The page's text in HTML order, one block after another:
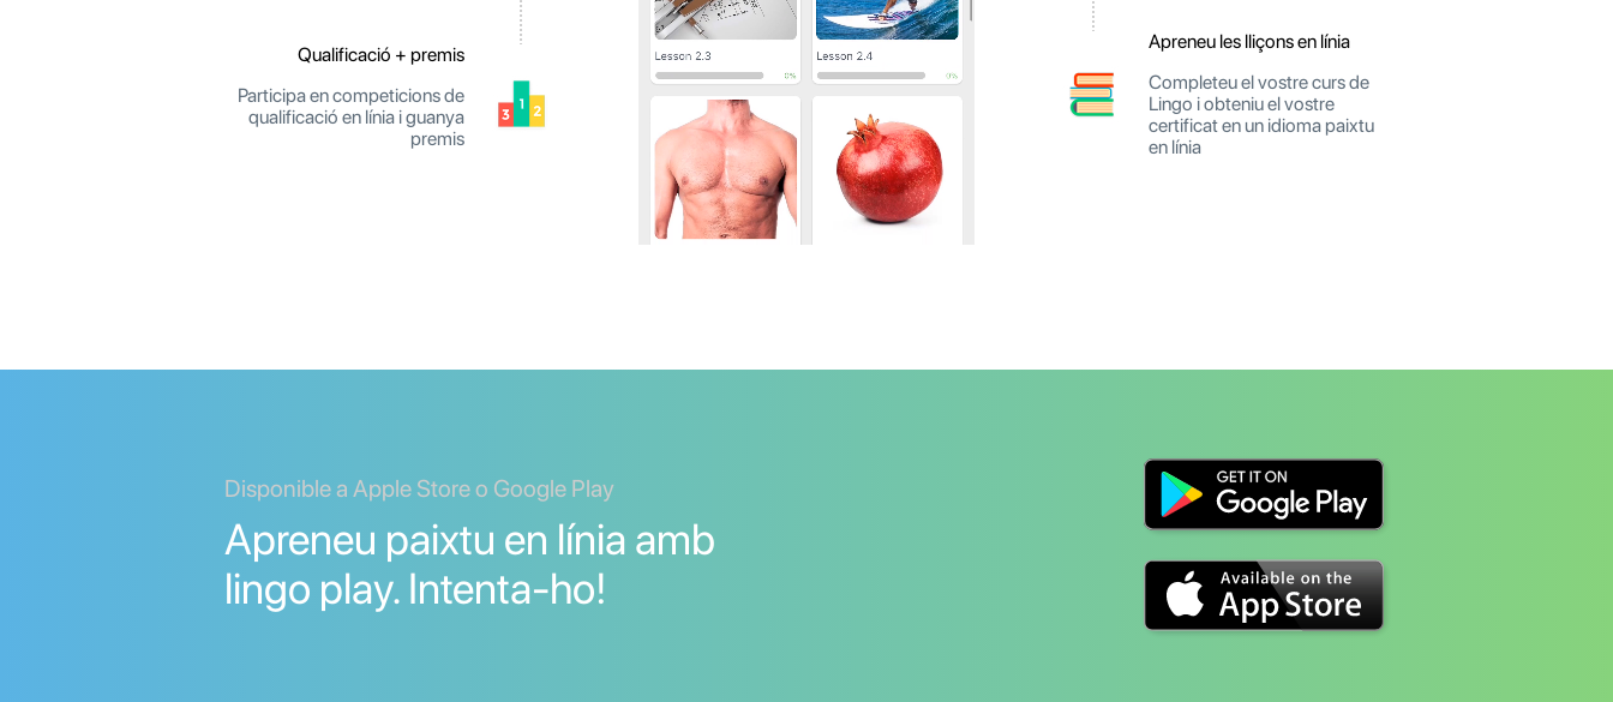
Qualificació + premis
Participa en competicions de
qualificació en línia i guanya
premis
Apreneu les lliçons en línia
Completeu el vostre curs de
Lingo i obteniu el vostre
certificat en un idioma paixtu
en línia
Disponible a Apple Store o Google Play
Apreneu paixtu en línia amb
lingo play. Intenta-ho!